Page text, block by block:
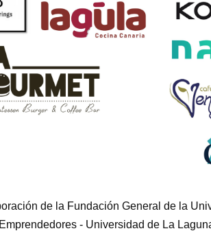
de la Fundación General de la
- Universidad de La